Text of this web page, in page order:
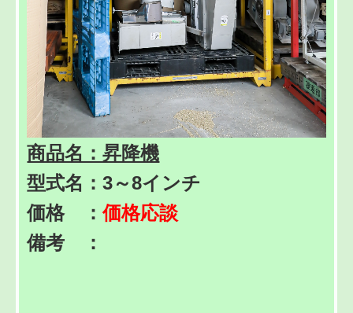
商品名：昇降機
型式名：3～8インチ
価格 ：価格応談
備考 ：